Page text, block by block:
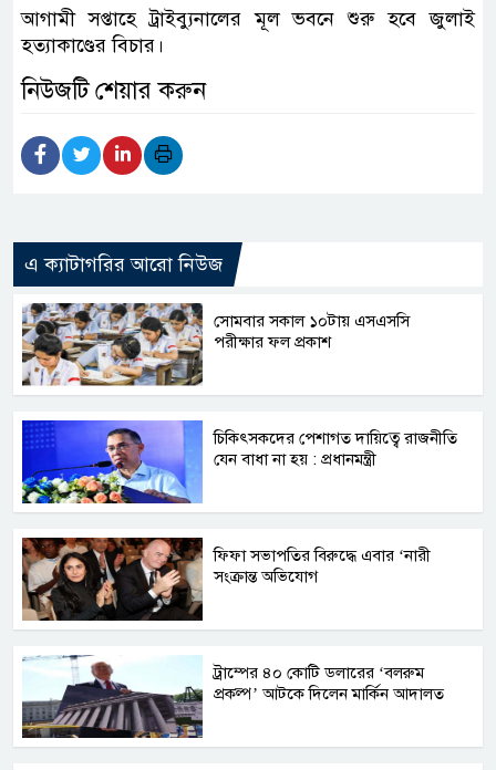
আগামী সপ্তাহে ট্রাইব্যুনালের মূল ভবনে শুরু হবে জুলাই
হত্যাকাণ্ডের বিচার।
নিউজটি শেয়ার করুন
এ ক্যাটাগরির আরো নিউজ
সোমবার সকাল ১০টায় এসএসসি
পরীক্ষার ফল প্রকাশ
চিকিৎসকদের পেশাগত দায়িত্বে রাজনীতি
যেন বাধা না হয় : প্রধানমন্ত্রী
ফিফা সভাপতির বিরুদ্ধে এবার ‘নারী
সংক্রান্ত অভিযোগ
ট্রাম্পের ৪০ কোটি ডলারের ‘বলরুম
প্রকল্প’ আটকে দিলেন মার্কিন আদালত